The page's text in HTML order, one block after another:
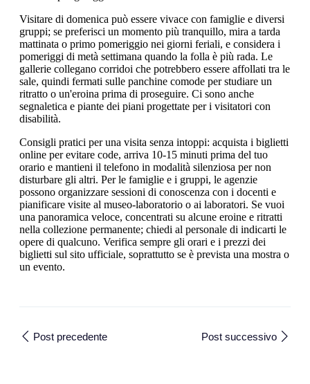
Visitare di domenica può essere vivace con famiglie e diversi
gruppi; se preferisci un momento più tranquillo, mira a tarda
mattinata o primo pomeriggio nei giorni feriali, e considera i
pomeriggi di metà settimana quando la folla è più rada. Le
gallerie collegano corridoi che potrebbero essere affollati tra le
sale, quindi fermati sulle panchine comode per studiare un
ritratto o un'eroina prima di proseguire. Ci sono anche
segnaletica e piante dei piani progettate per i visitatori con
disabilità.
Consigli pratici per una visita senza intoppi: acquista i biglietti
online per evitare code, arriva 10-15 minuti prima del tuo
orario e mantieni il telefono in modalità silenziosa per non
disturbare gli altri. Per le famiglie e i gruppi, le agenzie
possono organizzare sessioni di conoscenza con i docenti e
pianificare visite al museo-laboratorio o ai laboratori. Se vuoi
una panoramica veloce, concentrati su alcune eroine e ritratti
nella collezione permanente; chiedi al personale di indicarti le
opere di qualcuno. Verifica sempre gli orari e i prezzi dei
biglietti sul sito ufficiale, soprattutto se è prevista una mostra o
un evento.
Post precedente Post successivo